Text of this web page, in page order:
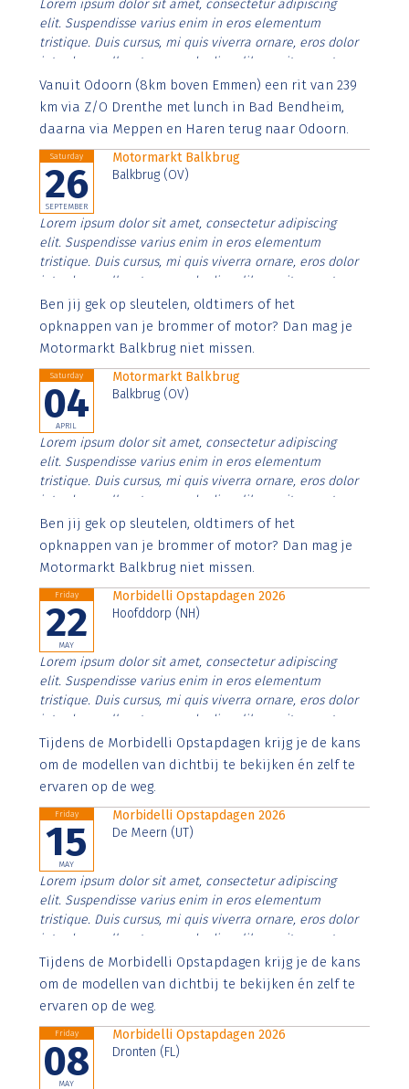
Lorem ipsum dolor sit amet, consectetur adipiscing
elit. Suspendisse varius enim in eros elementum
tristique. Duis cursus, mi quis viverra ornare, eros dolor
interdum nulla, ut commodo diam libero vitae erat.
Aenean faucibus nibh et justo cursus id rutrum lorem
imperdiet. Nunc ut sem vitae risus tristique posuere.
Vanuit Odoorn (8km boven Emmen) een rit van 239
km via Z/O Drenthe met lunch in Bad Bendheim,
daarna via Meppen en Haren terug naar Odoorn.
Saturday
26
SEPTEMBER
Motormarkt Balkbrug
Balkbrug (OV)
Lorem ipsum dolor sit amet, consectetur adipiscing
elit. Suspendisse varius enim in eros elementum
tristique. Duis cursus, mi quis viverra ornare, eros dolor
interdum nulla, ut commodo diam libero vitae erat.
Aenean faucibus nibh et justo cursus id rutrum lorem
imperdiet. Nunc ut sem vitae risus tristique posuere.
Ben jij gek op sleutelen, oldtimers of het
opknappen van je brommer of motor? Dan mag je
Motormarkt Balkbrug niet missen.
Saturday
04
APRIL
Motormarkt Balkbrug
Balkbrug (OV)
Lorem ipsum dolor sit amet, consectetur adipiscing
elit. Suspendisse varius enim in eros elementum
tristique. Duis cursus, mi quis viverra ornare, eros dolor
interdum nulla, ut commodo diam libero vitae erat.
Aenean faucibus nibh et justo cursus id rutrum lorem
imperdiet. Nunc ut sem vitae risus tristique posuere.
Ben jij gek op sleutelen, oldtimers of het
opknappen van je brommer of motor? Dan mag je
Motormarkt Balkbrug niet missen.
Friday
22
MAY
Morbidelli Opstapdagen 2026
Hoofddorp (NH)
Lorem ipsum dolor sit amet, consectetur adipiscing
elit. Suspendisse varius enim in eros elementum
tristique. Duis cursus, mi quis viverra ornare, eros dolor
interdum nulla, ut commodo diam libero vitae erat.
Aenean faucibus nibh et justo cursus id rutrum lorem
imperdiet. Nunc ut sem vitae risus tristique posuere.
Tijdens de Morbidelli Opstapdagen krijg je de kans
om de modellen van dichtbij te bekijken én zelf te
ervaren op de weg.
Friday
15
MAY
Morbidelli Opstapdagen 2026
De Meern (UT)
Lorem ipsum dolor sit amet, consectetur adipiscing
elit. Suspendisse varius enim in eros elementum
tristique. Duis cursus, mi quis viverra ornare, eros dolor
interdum nulla, ut commodo diam libero vitae erat.
Aenean faucibus nibh et justo cursus id rutrum lorem
imperdiet. Nunc ut sem vitae risus tristique posuere.
Tijdens de Morbidelli Opstapdagen krijg je de kans
om de modellen van dichtbij te bekijken én zelf te
ervaren op de weg.
Friday
08
MAY
Morbidelli Opstapdagen 2026
Dronten (FL)